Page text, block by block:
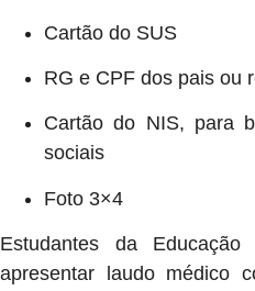
Cartão do SUS
RG e CPF dos pais ou
Cartão do NIS, para
sociais
Foto 3×4
Estudantes da
apresentar laudo médico